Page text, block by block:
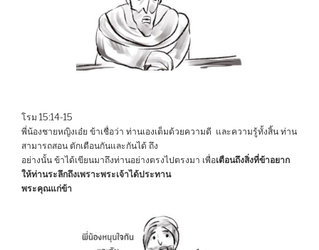
โรม 15:14-15
พี่น้องชายหญิงเอ๋ย ข้าเชื่อว่า ท่านเองเต็มด้วยความดี และความรู้ทั้งสิ้น ท่าน
สามารถสอน ตักเตือนกันและกันได้ ถึง
อย่างนั้น ข้าได้เขียนมาถึงท่านอย่างตรงไปตรงมา เพื่อเตือนถึงสิ่งที่ข้าอยาก
ให้ท่านระลึกถึงเพราะพระเจ้าได้ประทาน
พระคุณแก่ข้า